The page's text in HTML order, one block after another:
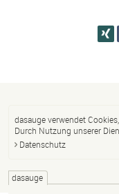
dasauge verwendet
Durch Nutzung unserer
Datenschutz
dasauge